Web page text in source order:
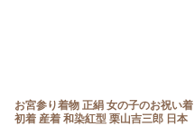
お宮参り着物 正絹 女の子のお祝い着
初着 産着 和染紅型 栗山吉三郎 日本